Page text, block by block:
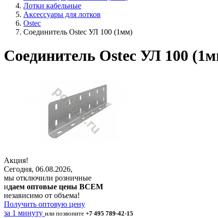
Лотки кабельные
Аксессуары для лотков
Ostec
Соединитель Ostec УЛ 100 (1мм)
Соединитель Ostec УЛ 100
Акция!
Сегодня, 06.08.2026,
мы отключили розничные
идаем оптовые цены ВСЕМ
независимо от объема!
Получить оптовую цену
за 1 минуту или позвоните +7 495 789-42-15